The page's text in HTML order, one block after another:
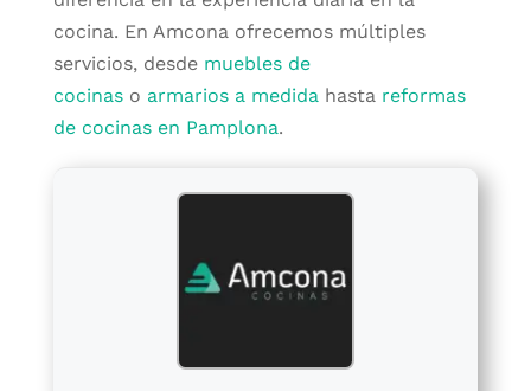
cocina. En Amcona ofrecemos múltiples
servicios, desde muebles de
cocinaso armarios a medidahasta reformas
de cocinas en Pamplona.